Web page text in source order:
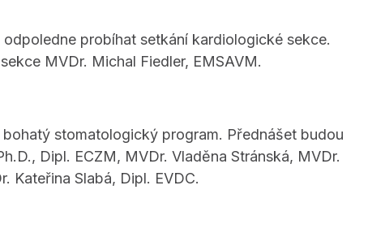
probíhat setkání kardiologické sekce.
MVDr. Michal Fiedler, EMSAVM.
stomatologický program. Přednášet budou
Dipl. ECZM, MVDr. Vladěna Stránská, MVDr.
Kateřina Slabá, Dipl. EVDC.